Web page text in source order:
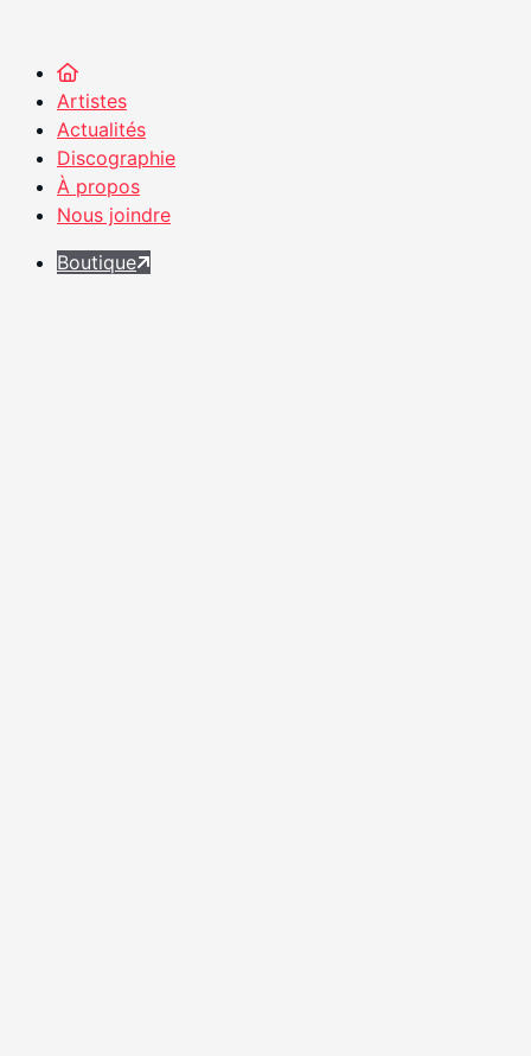
Artistes
Actualités
Discographie
À propos
Nous joindre
Boutique